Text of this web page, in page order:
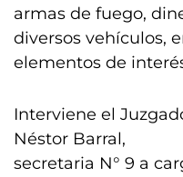
armas de fuego,
diversos vehículos,
elementos de
Interviene el
Néstor Barral,
secretaria N° 9 a